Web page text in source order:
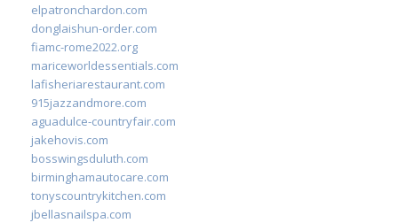
elpatronchardon.com
donglaishun-order.com
fiamc-rome2022.org
mariceworldessentials.com
lafisheriarestaurant.com
915jazzandmore.com
aguadulce-countryfair.com
jakehovis.com
bosswingsduluth.com
birminghamautocare.com
tonyscountrykitchen.com
jbellasnailspa.com